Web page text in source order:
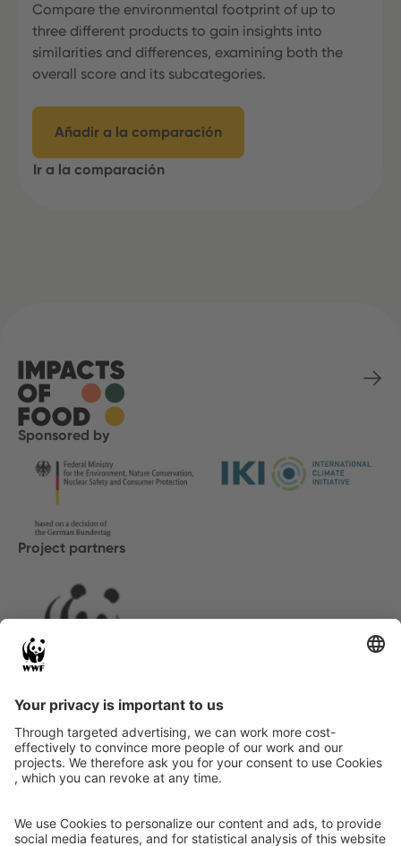
Compare the environmental footprint of up to
three different products to gain insights into
similarities and differences, examining both the
overall score and its subcategories.
Añadir a la comparación
Ir a la comparación
Sponsored by
Project partners